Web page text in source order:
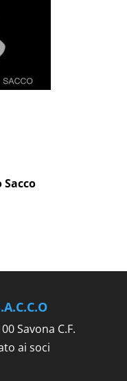
Savona C.F.
ai soci